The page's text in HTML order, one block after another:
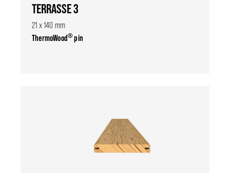
TERRASSE 3
21 x 140 mm
ThermoWood®pin